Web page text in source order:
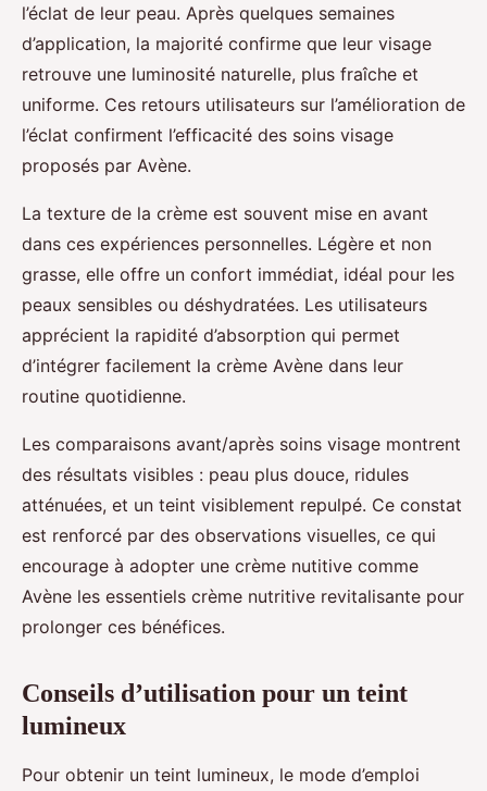
l’éclat de leur peau. Après quelques semaines
d’application, la majorité confirme que leur visage
retrouve une luminosité naturelle, plus fraîche et
uniforme. Ces retours utilisateurs sur l’amélioration de
l’éclat confirment l’efficacité des soins visage
proposés par Avène.
La texture de la crème est souvent mise en avant
dans ces expériences personnelles. Légère et non
grasse, elle offre un confort immédiat, idéal pour les
peaux sensibles ou déshydratées. Les utilisateurs
apprécient la rapidité d’absorption qui permet
d’intégrer facilement la crème Avène dans leur
routine quotidienne.
Les comparaisons avant/après soins visage montrent
des résultats visibles : peau plus douce, ridules
atténuées, et un teint visiblement repulpé. Ce constat
est renforcé par des observations visuelles, ce qui
encourage à adopter une crème nutitive comme
Avène les essentiels crème nutritive revitalisante pour
prolonger ces bénéfices.
Conseils d’utilisation pour un teint
lumineux
Pour obtenir un teint lumineux, le mode d’emploi